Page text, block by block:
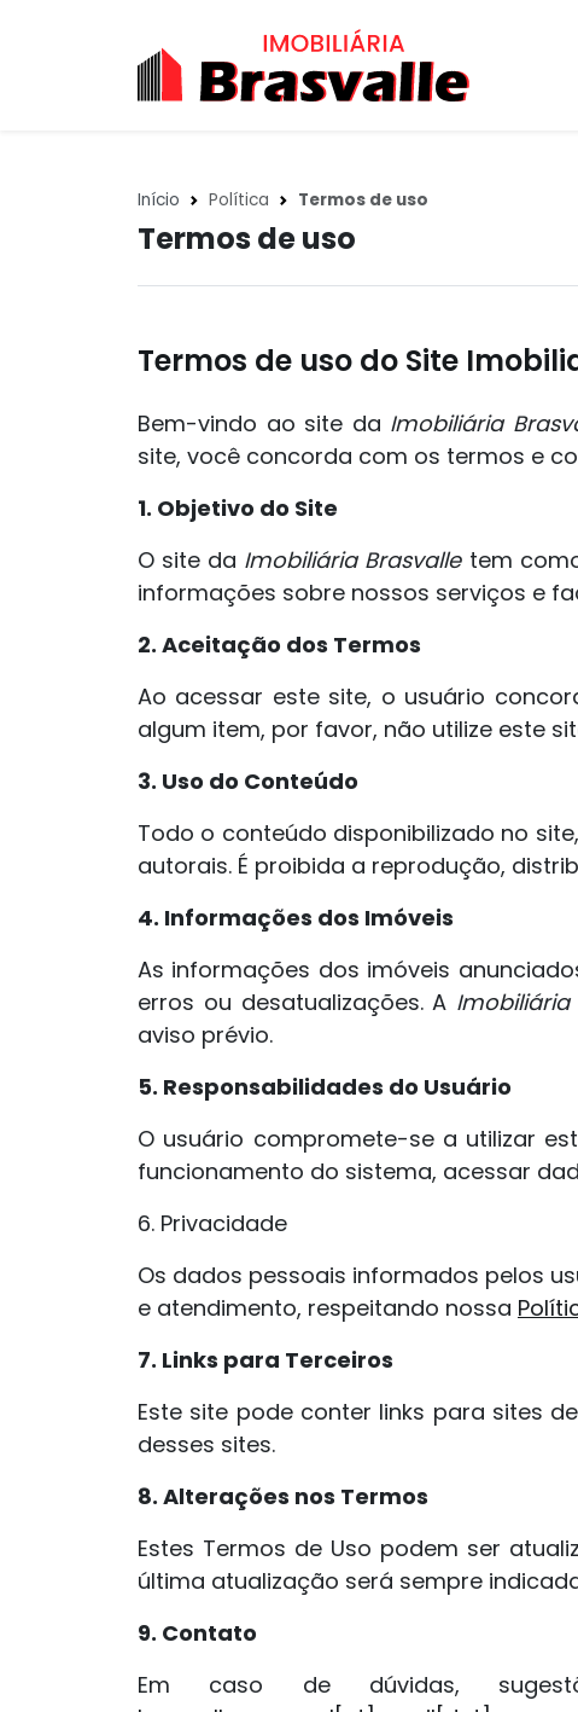
Início Política Termos de uso
Termos de uso
Termos de uso do Site
Bem-vindo ao site da Imobiliária
site, você concorda com os termos e
1. Objetivo do Site
O site da Imobiliária Brasvalletem
informações sobre nossos serviços e
2. Aceitação dos Termos
Ao acessar este site, o usuário
algum item, por favor, não utilize este
3. Uso do Conteúdo
Todo o conteúdo disponibilizado no
autorais. É proibida a reprodução,
4. Informações dos Imóveis
As informações dos imóveis
erros ou desatualizações. A Imobiliária
aviso prévio.
5. Responsabilidades do Usuário
O usuário compromete-se a utilizar
funcionamento do sistema, acessar
6. Privacidade
Os dados pessoais informados pelos
e atendimento, respeitando nossa
7. Links para Terceiros
Este site pode conter links para sites
desses sites.
8. Alterações nos Termos
Estes Termos de Uso podem ser
última atualização será sempre
9. Contato
Em caso de dúvidas,